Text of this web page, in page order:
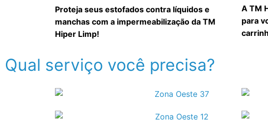
Proteja seus estofados contra líquidos e
manchas com a impermeabilização da TM
Hiper Limp!
A TM
para
Qual serviço você precisa?